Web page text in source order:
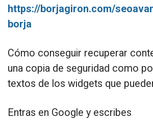
https://borjagiron.com/
borja
Cómo conseguir recuperar
una copia de seguridad como
textos de los widgets que
Entras en Google y escribes